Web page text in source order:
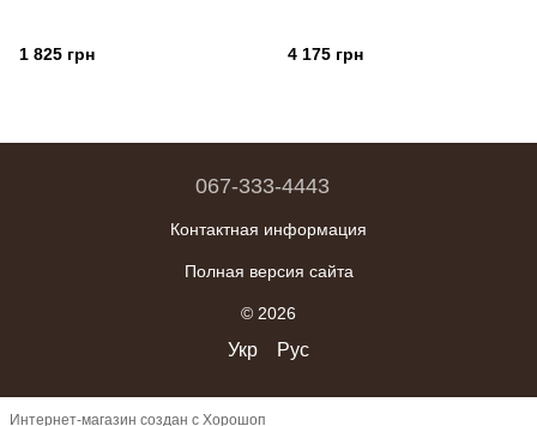
1 825 грн 4 175 грн
067-333-4443
Контактная информация
Полная версия сайта
© 2026
Укр Рус
Интернет-магазин создан с Хорошоп